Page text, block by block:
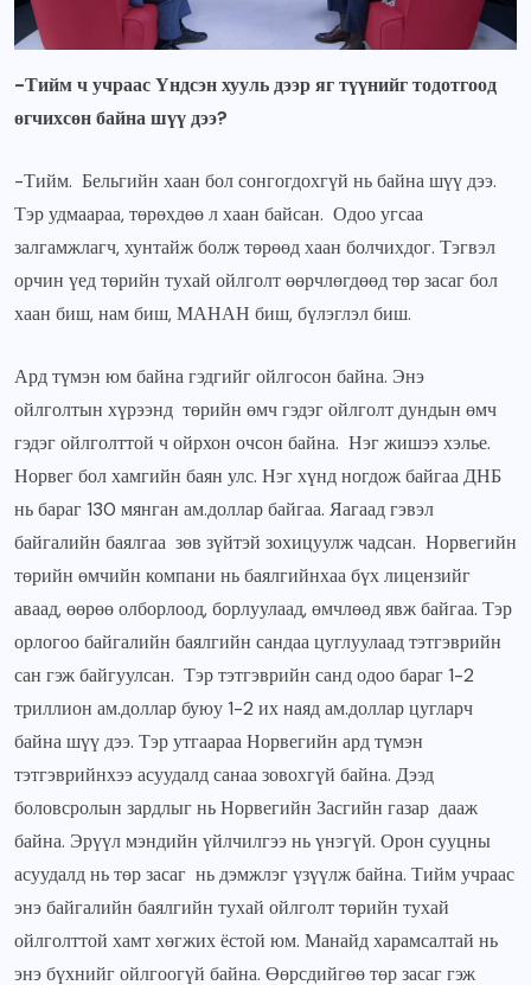
-Тийм ч учраас Үндсэн хууль дээр яг түүнийг тодотгоод
өгчихсөн байна шүү дээ?
-Тийм. Бельгийн хаан бол сонгогдохгүй нь байна шүү дээ.
Тэр удмаараа, төрөхдөө л хаан байсан. Одоо угсаа
залгамжлагч, хунтайж болж төрөөд хаан болчихдог. Тэгвэл
орчин үед төрийн тухай ойлголт өөрчлөгдөөд төр засаг бол
хаан биш, нам биш, МАНАН биш, бүлэглэл биш.
Ард түмэн юм байна гэдгийг ойлгосон байна. Энэ
ойлголтын хүрээнд төрийн өмч гэдэг ойлголт дундын өмч
гэдэг ойлголттой ч ойрхон очсон байна. Нэг жишээ хэлье.
Норвег бол хамгийн баян улс. Нэг хүнд ногдож байгаа ДНБ
нь бараг 130 мянган ам.доллар байгаа. Яагаад гэвэл
байгалийн баялгаа зөв зүйтэй зохицуулж чадсан. Норвегийн
төрийн өмчийн компани нь баялгийнхаа бүх лицензийг
аваад, өөрөө олборлоод, борлуулаад, өмчлөөд явж байгаа. Тэр
орлогоо байгалийн баялгийн сандаа цуглуулаад тэтгэврийн
сан гэж байгуулсан. Тэр тэтгэврийн санд одоо бараг 1-2
триллион ам.доллар буюу 1-2 их наяд ам.доллар цугларч
байна шүү дээ. Тэр утгаараа Норвегийн ард түмэн
тэтгэврийнхээ асуудалд санаа зовохгүй байна. Дээд
боловсролын зардлыг нь Норвегийн Засгийн газар дааж
байна. Эрүүл мэндийн үйлчилгээ нь үнэгүй. Орон сууцны
асуудалд нь төр засаг нь дэмжлэг үзүүлж байна. Тийм учраас
энэ байгалийн баялгийн тухай ойлголт төрийн тухай
ойлголттой хамт хөгжих ёстой юм. Манайд харамсалтай нь
энэ бүхнийг ойлгоогүй байна. Өөрсдийгөө төр засаг гэж